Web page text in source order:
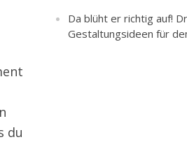
du
Da blüht er richtig auf!
Gestaltungsideen für